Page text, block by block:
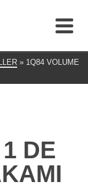
» 1Q84 VOLUME
DE